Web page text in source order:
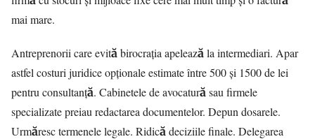
mai mare.
Antreprenorii care evită birocrația apelează la intermediari. Apar
astfel costuri juridice opționale estimate între 500 și 1500 de lei
pentru consultanță. Cabinetele de avocatură sau firmele
specializate preiau redactarea documentelor. Depun dosarele.
Urmăresc termenele legale. Ridică deciziile finale. Delegarea